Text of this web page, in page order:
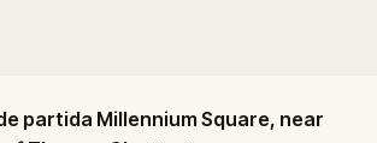
partida Millennium Square, near